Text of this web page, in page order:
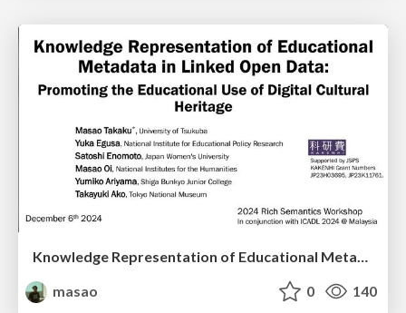
Knowledge Representation of Educational Metadata in Linked Open Data: Promoting the Educational Use of Digital Cultural Heritage
masao
0 140